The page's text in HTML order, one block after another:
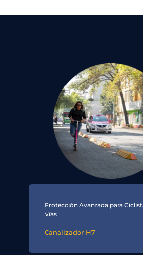
Protección Avanzada para
Vías
Canalizador H7